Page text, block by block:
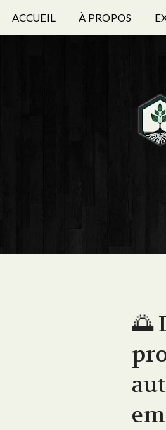
ACCUEIL À PROPOS
🌅